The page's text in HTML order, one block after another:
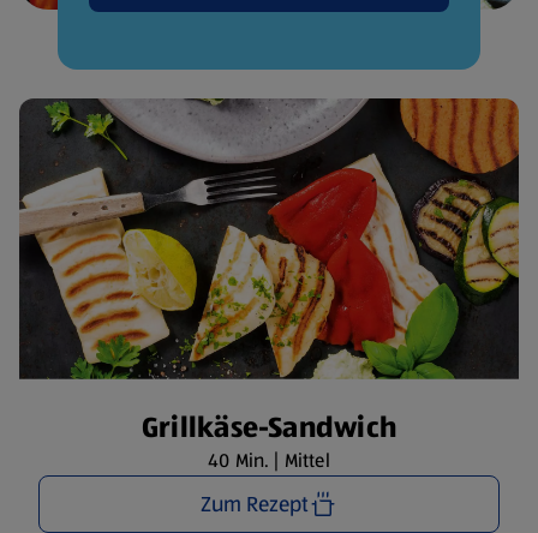
Grillkäse-Sandwich
40 Min. | Mittel
Zum Rezept